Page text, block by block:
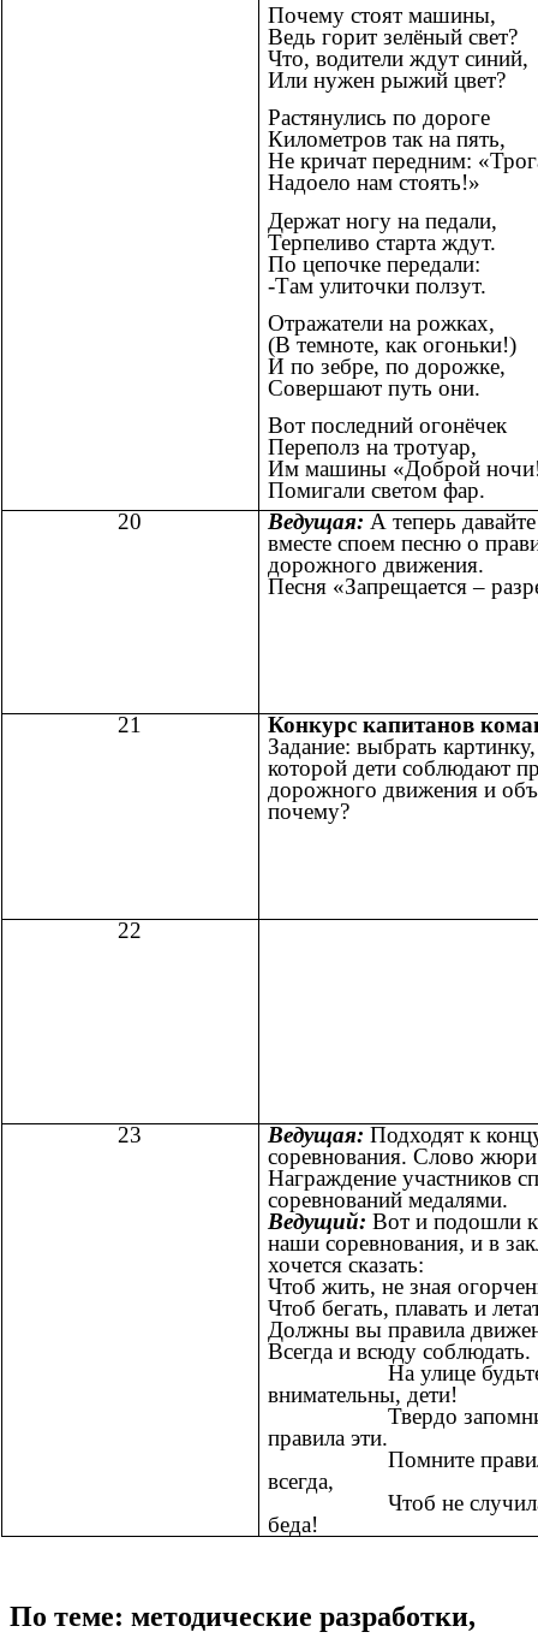
Почему стоят машины,
Ведь горит зелёный свет?
Что, водители ждут синий,
Или нужен рыжий цвет?
Растянулись по дороге
Километров так на пять,
Не кричат передним:
Надоело нам стоять!»
Держат ногу на педали,
Терпеливо старта ждут.
По цепочке передали:
-Там улиточки ползут.
Отражатели на рожках,
(В темноте, как огоньки!)
И по зебре, по дорожке,
Совершают путь они.
Вот последний огонёчек
Переполз на тротуар,
Им машины «Доброй
Помигали светом фар.
20
Ведущая: А теперь
вместе споем песню о
дорожного движения.
Песня «Запрещается –
21
Конкурс капитанов
Задание: выбрать
которой дети соблюдают
дорожного движения и
почему?
22
23 Ведущая: Подходят к
соревнования. Слово
Награждение участников
соревнований медалями.
Ведущий: Вот и подошли
наши соревнования, и в
хочется сказать:
Чтоб жить, не зная
Чтоб бегать, плавать и
Должны вы правила
Всегда и всюду соблюдать.
На улице
внимательны, дети!
Твердо
правила эти.
Помните
всегда,
Чтоб не
беда!
По теме: методические разработки,